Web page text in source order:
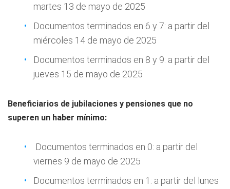
martes 13 de mayo de 2025
Documentos terminados en 6 y 7: a partir del
miércoles 14 de mayo de 2025
Documentos terminados en 8 y 9: a partir del
jueves 15 de mayo de 2025
Beneficiarios de jubilaciones y pensiones que no
superen un haber mínimo:
Documentos terminados en 0: a partir del
viernes 9 de mayo de 2025
Documentos terminados en 1: a partir del lunes